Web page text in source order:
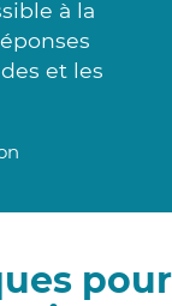
à la
et les
pour